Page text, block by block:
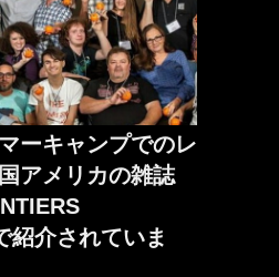
ーキャンプでのレ
アメリカの雑誌
紹介されていま